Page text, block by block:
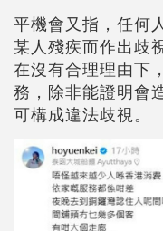
平機會又指，任何
某人殘疾而作出歧
在沒有合理理由下
務，除非能證明會
可構成違法歧視。